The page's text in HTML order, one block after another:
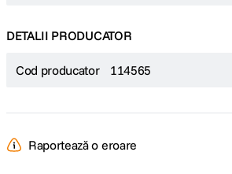
DETALII PRODUCATOR
Cod producator 114565
Raportează o eroare